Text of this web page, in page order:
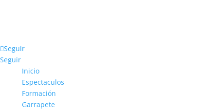
Seguir
Seguir
Inicio
Espectaculos
Formación
Garrapete